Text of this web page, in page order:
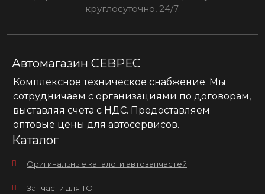
круглосуточно, 24/7.
Автомагазин СЕВРЕС
Комплексное техническое снабжение. Мы
сотрудничаем с организациями по договорам,
выставляя счета с НДС. Предоставляем
оптовые цены для автосервисов.
Каталог
Оригинальные каталоги автозапчастей
Запчасти для ТО